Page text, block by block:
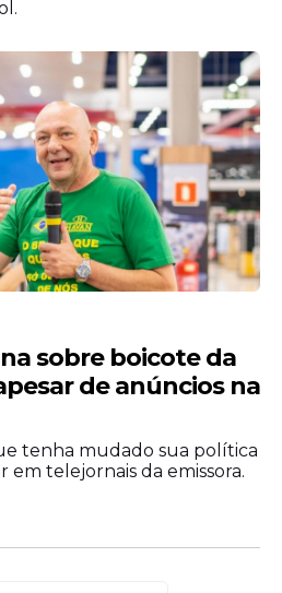
sobre boicote da
de anúncios na
tenha mudado sua política
em telejornais da emissora.